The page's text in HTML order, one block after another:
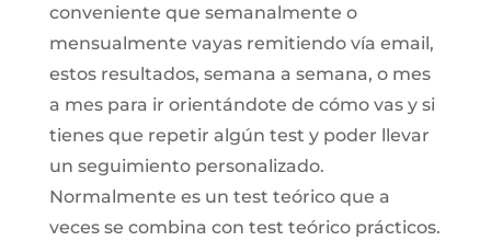
conveniente que semanalmente o
mensualmente vayas remitiendo vía email,
estos resultados, semana a semana, o mes
a mes para ir orientándote de cómo vas y si
tienes que repetir algún test y poder llevar
un seguimiento personalizado.
Normalmente es un test teórico que a
veces se combina con test teórico prácticos.